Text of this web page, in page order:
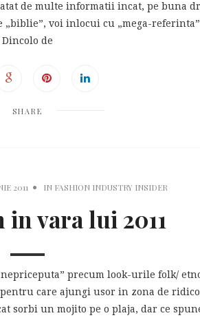
de multe informatii incat, pe buna
voi inlocui cu „mega-
Dincolo de
SHARE
2011 IN FASHION INDUSTRY INSIDER
vara lui 2011
precum look-urile folk/
care ajungi usor in zona de
sorbi un mojito pe o plaja, dar ce